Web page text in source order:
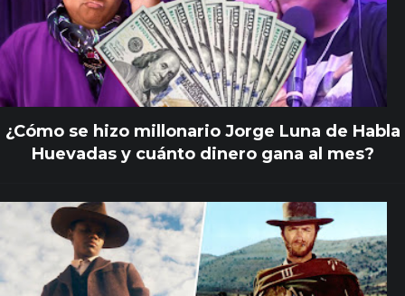
¿Cómo se hizo millonario Jorge Luna de Habla
Huevadas y cuánto dinero gana al mes?